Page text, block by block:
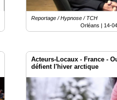
Reportage / Hypnose / TCH
Orléans | 14-
Acteurs-Locaux - France -
défient l'hiver arctique